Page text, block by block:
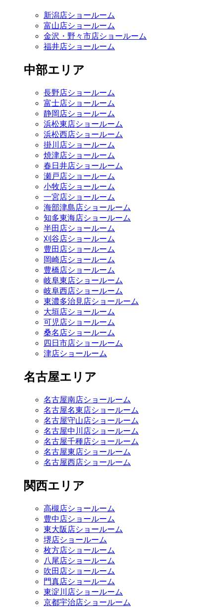
新潟店ショールーム
富山店ショールーム
金沢・野々市店ショールーム
福井店ショールーム
中部エリア
長野店ショールーム
富士店ショールーム
静岡店ショールーム
浜松東店ショールーム
浜松西店ショールーム
掛川店ショールーム
焼津店ショールーム
春日井店ショールーム
瀬戸店ショールーム
小牧店ショールーム
一宮店ショールーム
海部津島店ショールーム
知多東海店ショールーム
半田店ショールーム
刈谷店ショールーム
豊田店ショールーム
岡崎店ショールーム
豊橋店ショールーム
岐阜東店ショールーム
岐阜西店ショールーム
東濃多治見店ショールーム
大垣店ショールーム
可児店ショールーム
桑名店ショールーム
四日市店ショールーム
津店ショールーム
名古屋エリア
名古屋南店ショールーム
名古屋名東店ショールーム
名古屋守山店ショールーム
名古屋中川店ショールーム
名古屋千種店ショールーム
名古屋東店ショールーム
名古屋西店ショールーム
関西エリア
高槻店ショールーム
豊中店ショールーム
東大阪店ショールーム
堺店ショールーム
枚方店ショールーム
八尾店ショールーム
吹田店ショールーム
門真店ショールーム
東淀川店ショールーム
京都宇治店ショールーム